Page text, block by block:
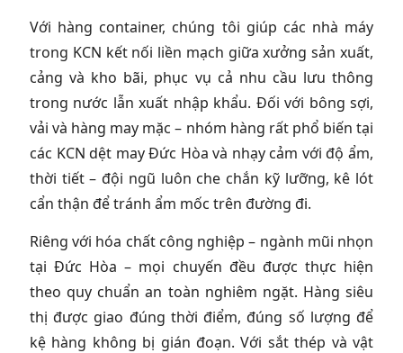
Với hàng container, chúng tôi giúp các nhà máy
trong KCN kết nối liền mạch giữa xưởng sản xuất,
cảng và kho bãi, phục vụ cả nhu cầu lưu thông
trong nước lẫn xuất nhập khẩu. Đối với bông sợi,
vải và hàng may mặc – nhóm hàng rất phổ biến tại
các KCN dệt may Đức Hòa và nhạy cảm với độ ẩm,
thời tiết – đội ngũ luôn che chắn kỹ lưỡng, kê lót
cẩn thận để tránh ẩm mốc trên đường đi.
Riêng với hóa chất công nghiệp – ngành mũi nhọn
tại Đức Hòa – mọi chuyến đều được thực hiện
theo quy chuẩn an toàn nghiêm ngặt. Hàng siêu
thị được giao đúng thời điểm, đúng số lượng để
kệ hàng không bị gián đoạn. Với sắt thép và vật